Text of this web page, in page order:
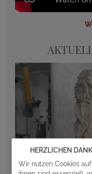
HERZLICHEN
Wir nutzen Cookies